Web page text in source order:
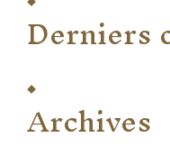
Derniers
Archives